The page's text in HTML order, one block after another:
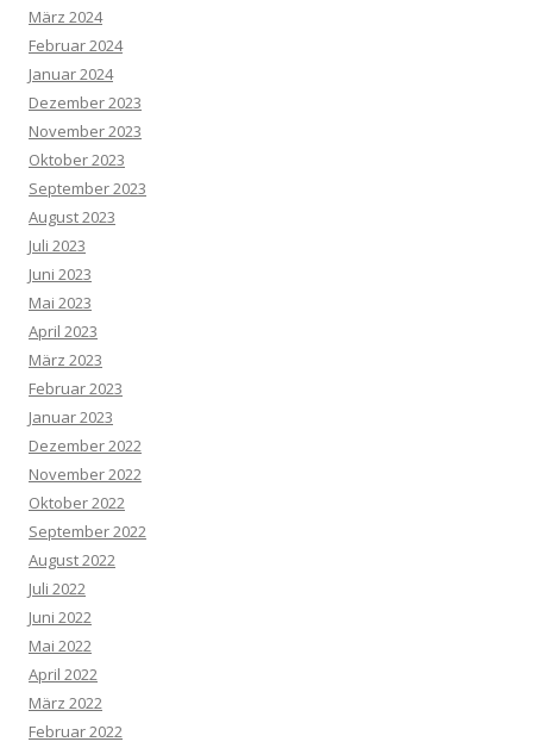
März 2024
Februar 2024
Januar 2024
Dezember 2023
November 2023
Oktober 2023
September 2023
August 2023
Juli 2023
Juni 2023
Mai 2023
April 2023
März 2023
Februar 2023
Januar 2023
Dezember 2022
November 2022
Oktober 2022
September 2022
August 2022
Juli 2022
Juni 2022
Mai 2022
April 2022
März 2022
Februar 2022